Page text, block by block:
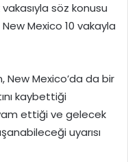
vakasıyla söz konusu
Mexico 10 vakayla
New Mexico’da da bir
kaybettiği
ettiği ve gelecek
uyarısı